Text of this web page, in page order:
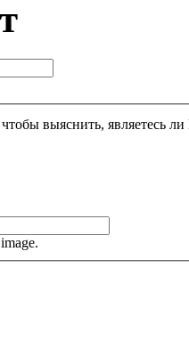
человеком или представляете из себя робота